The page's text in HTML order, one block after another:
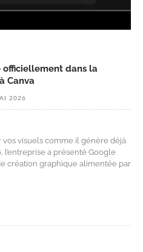
officiellement dans la
Canva
2026
visuels comme il génère déjà
l’entreprise a présenté Google
création graphique alimentée par